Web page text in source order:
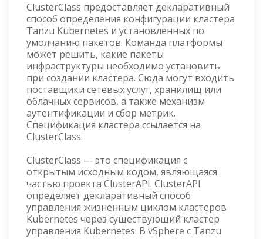
ClusterClass предоставляет декларативный
способ определения конфигурации кластера
Tanzu Kubernetes и установленных по
умолчанию пакетов. Команда платформы
может решить, какие пакеты
инфраструктуры необходимо установить
при создании кластера. Сюда могут входить
поставщики сетевых услуг, хранилищ или
облачных сервисов, а также механизм
аутентификации и сбор метрик.
Спецификация кластера ссылается на
ClusterClass.
ClusterClass — это спецификация с
открытым исходным кодом, являющаяся
частью проекта ClusterAPI. ClusterAPI
определяет декларативный способ
управления жизненным циклом кластеров
Kubernetes через существующий кластер
управления Kubernetes. В vSphere с Tanzu